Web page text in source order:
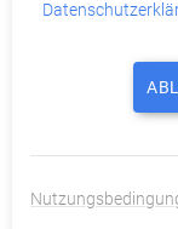
1000-